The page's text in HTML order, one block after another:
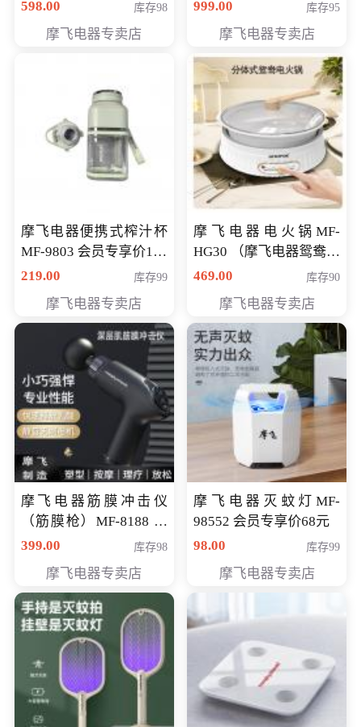
598.00 库存98
摩飞电器专卖店
999.00 库存95
摩飞电器专卖店
摩飞电器便携式榨汁杯
MF-9803 会员专享价138
元
219.00 库存99
摩飞电器专卖店
摩飞电器电火锅MF-
HG30 （摩飞电器鸳鸯锅
MF-HG30 ） 会员专享价
469.00 库存90
摩飞电器专卖店
摩飞电器筋膜冲击仪
（筋膜枪）MF-8188 会
员专享价268元
399.00 库存98
摩飞电器专卖店
摩飞电器灭蚊灯MF-
98552 会员专享价68元
98.00
库存99
摩飞电器专卖店